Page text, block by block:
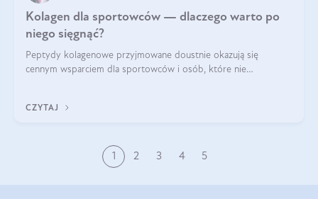
Kolagen dla sportowców — dlaczego warto po
niego sięgnąć?
Peptydy kolagenowe przyjmowane doustnie okazują się
cennym wsparciem dla sportowców i osób, które nie
CZYTAJ
1 2 3 4 5